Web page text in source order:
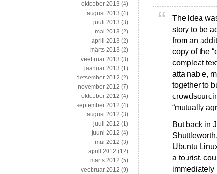
The idea
story to be
from an
copy of the
compleat
attainable,
together to
“mutually
But back in
Ubuntu
a tourist,
immediately
oktoober 2013 (4)
august 2013 (4)
juuli 2013 (3)
mai 2013 (2)
aprill 2013 (2)
märts 2013 (2)
veebruar 2013 (3)
jaanuar 2013 (1)
detsember 2012 (2)
november 2012 (7)
oktoober 2012 (4)
september 2012 (4)
august 2012 (3)
juuli 2012 (1)
juuni 2012 (4)
mai 2012 (3)
aprill 2012 (12)
märts 2012 (5)
veebruar 2012 (9)